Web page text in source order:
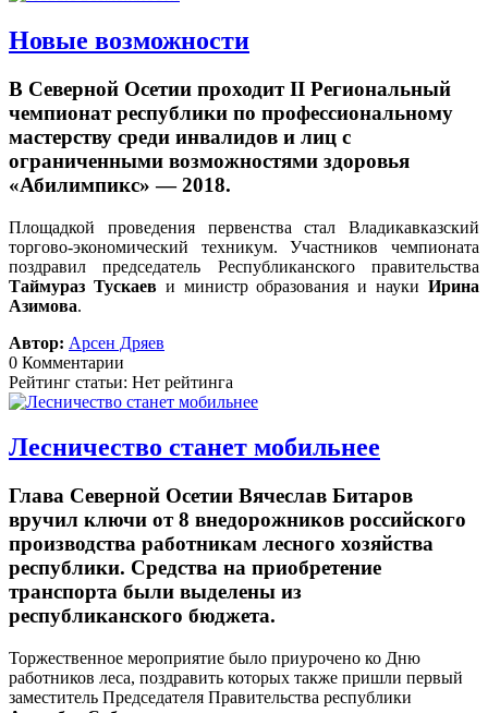
Новые возможности
В Северной Осетии проходит II Региональный
чемпионат республики по профессиональному
мастерству среди инвалидов и лиц с
ограниченными возможностями здоровья
«Абилимпикс» — 2018.
Площадкой проведения первенства стал Владикавказский
торгово-экономический техникум. Участников чемпионата
поздравил председатель Республиканского правительства
Таймураз Тускаеви министр образования и наукиИрина
Азимова.
Автор: Арсен Дряев
0 Комментарии
Рейтинг статьи: Нет рейтинга
Лесничество станет мобильнее
Глава Северной Осетии Вячеслав Битаров
вручил ключи от 8 внедорожников российского
производства работникам лесного хозяйства
республики. Средства на приобретение
транспорта были выделены из
республиканского бюджета.
Торжественное мероприятие было приурочено ко Дню
работников леса, поздравить которых также пришли первый
заместитель Председателя Правительства республики